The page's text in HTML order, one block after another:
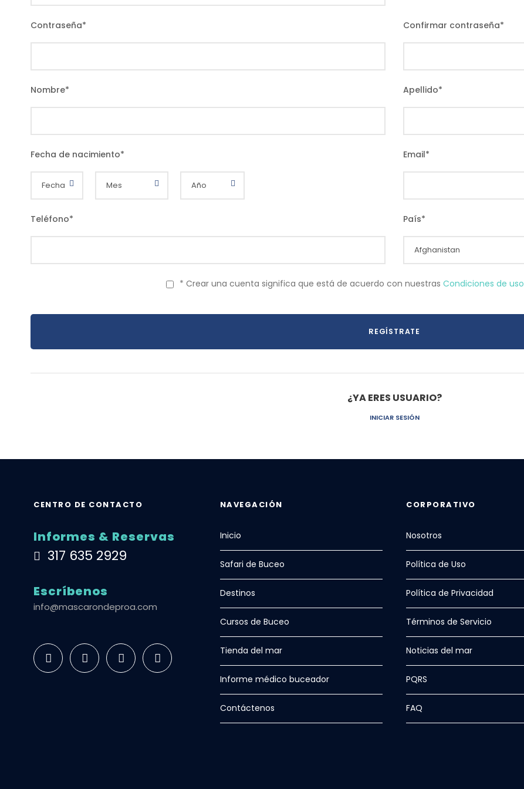
Contraseña* Confirmar contraseña*
Nombre* Apellido*
Fecha de nacimiento* Email*
Teléfono* País*
* Crear una cuenta significa que está de acuerdo con nuestras Condiciones de uso
¿YA ERES USUARIO?
INICIAR SESIÓN
CENTRO DE CONTACTO
Informes & Reservas
317 635 2929
Escríbenos
info@mascarondeproa.com
NAVEGACIÓN
Inicio
Safari de Buceo
Destinos
Cursos de Buceo
Tienda del mar
Informe médico buceador
Contáctenos
CORPORATIVO
Nosotros
Política de Uso
Política de Privacidad
Términos de Servicio
Noticias del mar
PQRS
FAQ